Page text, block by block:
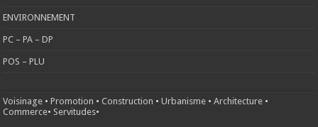
ENVIRONNEMENT
PC – PA – DP
POS – PLU
Voisinage •Promotion •Construction •Urbanisme •Architecture •
Commerce• Servitudes•